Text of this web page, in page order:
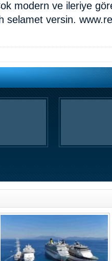
modern ve ileriye
selamet versin.